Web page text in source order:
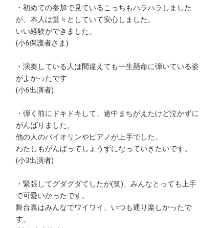
・初めての参加で見ているこっちもハラハラしました
が、本人は堂々としていて安心しました。
いい経験ができました。
(小6保護者さま)
・演奏している人は間違えても一生懸命に弾いている姿
がよかったです
(小6出演者)
・弾く前にドキドキして、途中まちがえたけど泣かずに
がんばりました。
他の人のバイオリンやピアノが上手でした。
わたしもがんばってしょうずになっていきたいです。
(小3出演者)
・緊張してグダグダてしたが(笑)、みんなとっても上手
で可愛いかったです。
舞台裏はみんなでワイワイ、いつも通り楽しかったで
す。